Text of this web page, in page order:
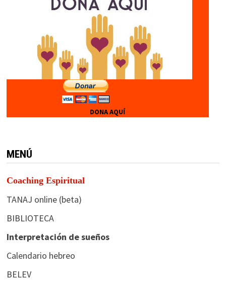
DONA AQUÍ
MENÚ
Coaching Espiritual
TANAJ online (beta)
BIBLIOTECA
Interpretación de sueños
Calendario hebreo
BELEV